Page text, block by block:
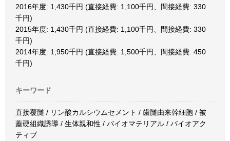
2016年度: 1,430千円 (直接経費: 1,100千円、間接経費: 330
千円)
2015年度: 1,430千円 (直接経費: 1,100千円、間接経費: 330
千円)
2014年度: 1,950千円 (直接経費: 1,500千円、間接経費: 450
千円)
キーワード
直接覆髄 / リン酸カルシウムセメント / 歯髄由来幹細胞 / 被
蓋硬組織誘導 / 生体親和性 / バイオマテリアル / バイオアク
ティブ